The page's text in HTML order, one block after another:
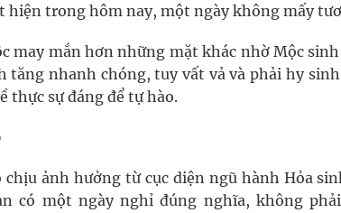
hiện trong hôm nay, một ngày không mấy
may mắn hơn những mặt khác nhờ Mộc
tăng nhanh chóng, tuy vất vả và phải hy
thực sự đáng để tự hào.
chịu ảnh hưởng từ cục diện ngũ hành Hỏa
có một ngày nghỉ đúng nghĩa, không